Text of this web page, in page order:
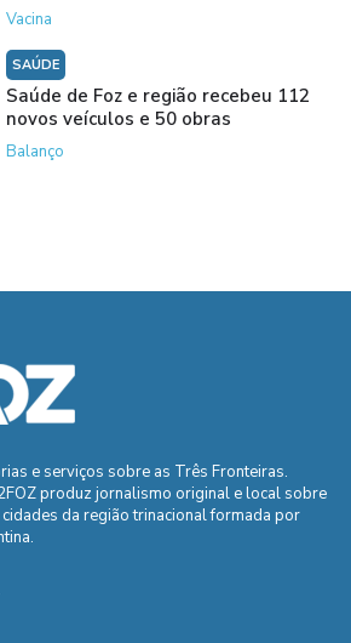
Vacina
SAÚDE
Saúde de Foz e região recebeu 112
novos veículos e 50 obras
Balanço
e serviços sobre as Três Fronteiras.
produz jornalismo original e local sobre
cidades da região trinacional formada por